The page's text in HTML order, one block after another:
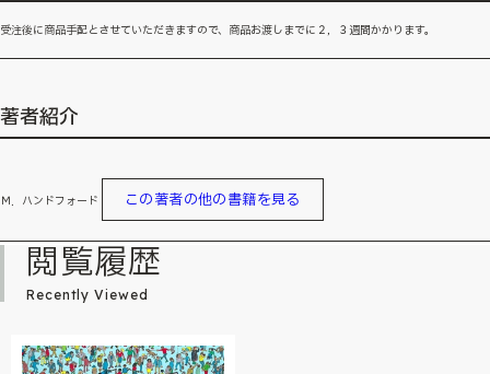
受注後に商品手配とさせていただきますので、商品お渡しまでに２，３週間かかります。
著者紹介
Ｍ．ハンドフォード この著者の他の書籍を見る
閲覧履歴
Recently Viewed